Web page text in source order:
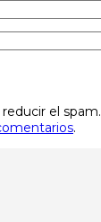
el spam.
.